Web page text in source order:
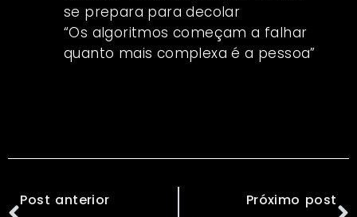
se prepara para decolar
“Os algoritmos começam a falhar
quanto mais complexa é a pessoa”
Post anterior
Próximo post